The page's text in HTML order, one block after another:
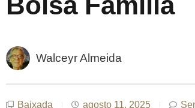
Walceyr Almeida
Baixada agosto 11, 2025